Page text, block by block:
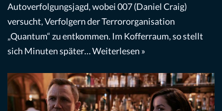
Autoverfolgungsjagd, wobei 007 (Daniel Craig)
versucht, Verfolgern der Terrororganisation
„Quantum“ zu entkommen. Im Kofferraum, so stellt
sich Minuten später…Weiterlesen »